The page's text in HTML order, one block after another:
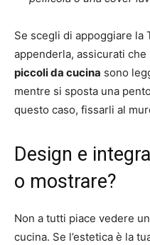
Se scegli di appoggiare la
appenderla, assicurati che
piccoli da cucina sono
mentre si sposta una
questo caso, fissarli al
Design e
o mostrare?
Non a tutti piace vedere
cucina. Se l’estetica è la